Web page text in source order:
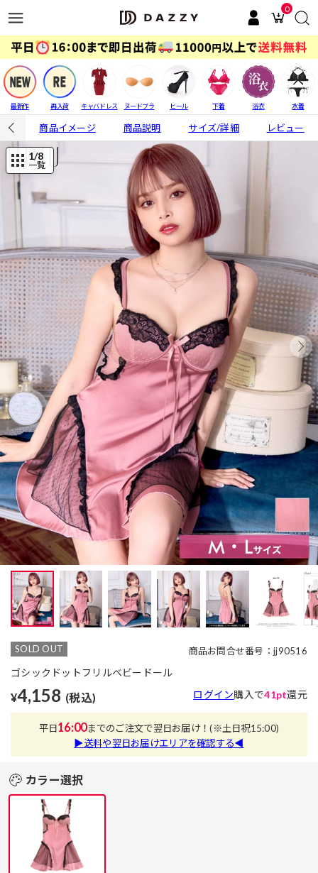
0
最新作 再入荷 キャバドレス ヌードブラ ヒール 下着 浴衣 水着
商品イメージ 商品説明 サイズ/詳細 レビュー
1/8
一覧
SOLD OUT 商品お問合せ番号：jj90516
ゴシックドットフリルベビードール
¥4,158 (税込) ログイン購入で41pt還元
平日16:00までのご注文で翌日お届け！(※土日祝15:00)
▶送料や翌日お届けエリアを確認する◀
カラー選択